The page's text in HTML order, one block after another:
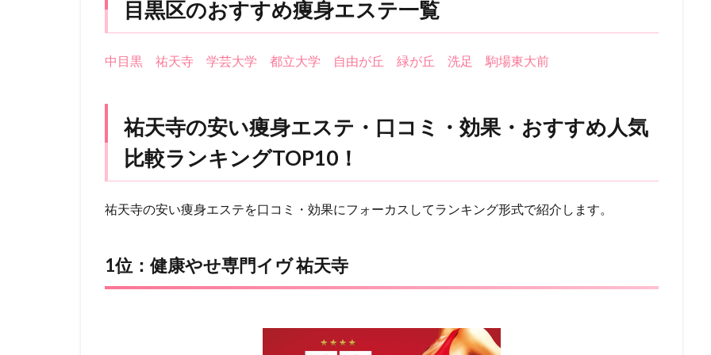
目黒区のおすすめ痩身エステ一覧
中目黒 祐天寺 学芸大学 都立大学 自由が丘 緑が丘 洗足 駒場東大前
祐天寺の安い痩身エステ・口コミ・効果・おすすめ人気
比較ランキングTOP10！
祐天寺の安い痩身エステを口コミ・効果にフォーカスしてランキング形式で紹介します。
1位：健康やせ専門イヴ 祐天寺